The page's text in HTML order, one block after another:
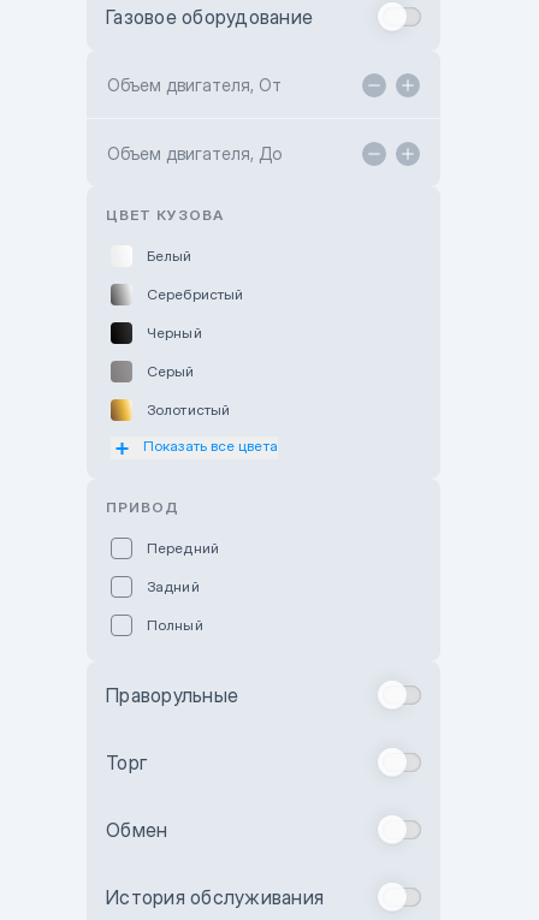
Toyota Kokshetau
Hyundai ShymCity
Газовое оборудование
Объем двигателя, От
Объем двигателя, До
ЦВЕТ КУЗОВА
Белый
Серебристый
Черный
Серый
Золотистый
Оранжевый
Бежевый
Комбинированный
Показать все цвета
ПРИВОД
Передний
Задний
Полный
Праворульные
Торг
Обмен
История обслуживания